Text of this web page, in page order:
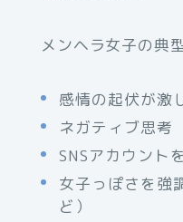
メンヘラ女子の典
感情の起伏が激
ネガティブ思考
SNSアカウント
女子っぽさを強
ど）